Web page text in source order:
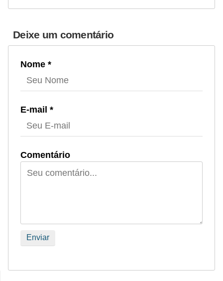
Deixe um comentário
Nome *
E-mail *
Comentário